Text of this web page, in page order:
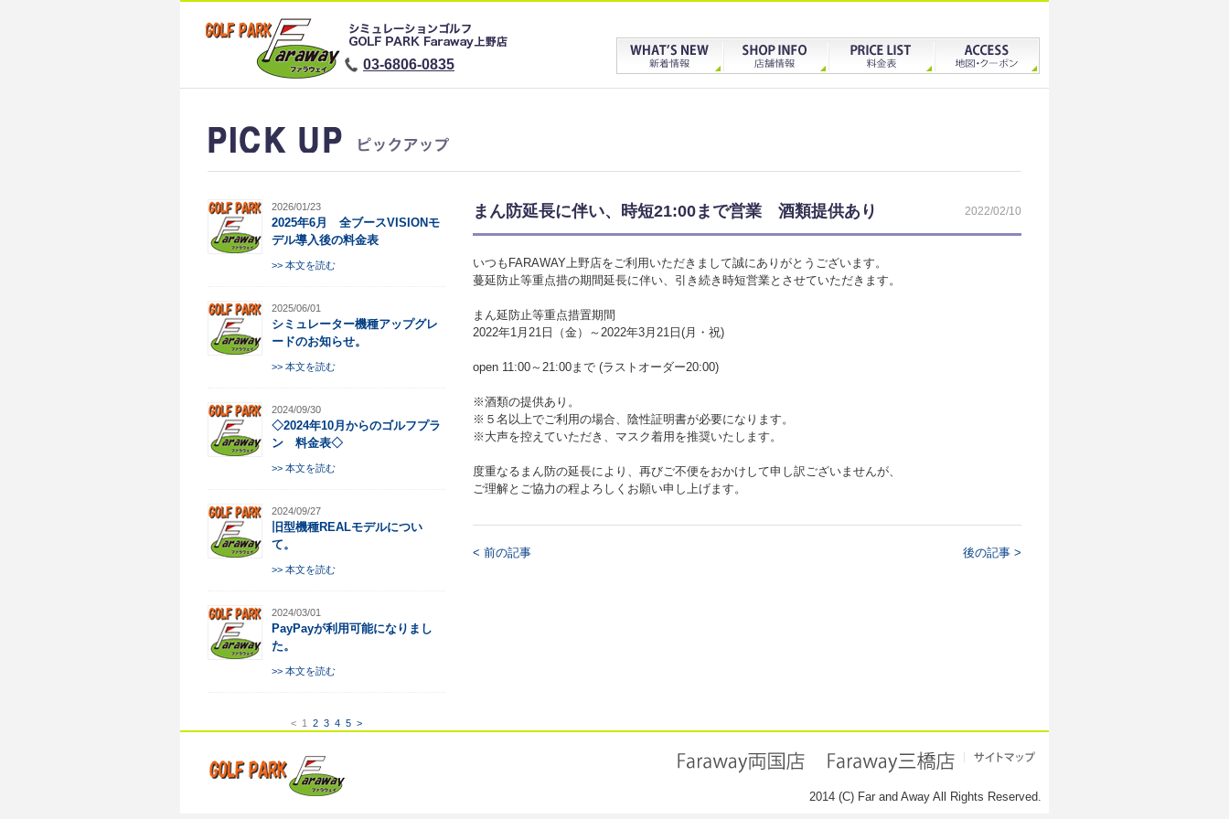
03-6806-0835
2026/01/23
2025年6月 全ブースVISIONモ
デル導入後の料金表
>> 本文を読む
2025/06/01
シミュレーター機種アップグレ
ードのお知らせ。
>> 本文を読む
2024/09/30
◇2024年10月からのゴルフプラ
ン 料金表◇
>> 本文を読む
2024/09/27
旧型機種REALモデルについ
て。
>> 本文を読む
2024/03/01
PayPayが利用可能になりまし
た。
>> 本文を読む
< 1 2 3 4 5 >
まん防延長に伴い、時短21:00まで営業 酒類提供あり 2022/02/10
いつもFARAWAY上野店をご利用いただきまして誠にありがとうございます。
蔓延防止等重点措の期間延長に伴い、引き続き時短営業とさせていただきます。
まん延防止等重点措置期間
2022年1月21日（金）～2022年3月21日(月・祝)
open 11:00～21:00まで (ラストオーダー20:00)
※酒類の提供あり。
※５名以上でご利用の場合、陰性証明書が必要になります。
※大声を控えていただき、マスク着用を推奨いたします。
度重なるまん防の延長により、再びご不便をおかけして申し訳ございませんが、
ご理解とご協力の程よろしくお願い申し上げます。
< 前の記事 後の記事 >
2014 (C) Far and Away All Rights Reserved.